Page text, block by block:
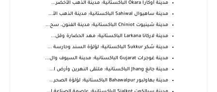
مدينة أوكارا Okara الباكستانية: مدينة الذهب الأخضر...
مدينة ساهيوال Sahiwal الباكستانية: مدينة الذهب الأ...
مدينة شينيوت Chiniot الباكستانية: مدينة الفنون، سح...
مدينة لاركانا Larkana الباكستانية: مهد الحضارة وقل...
مدينة سُكر Sukkur الباكستانية: لؤلؤة السند وحارسة ...
مدينة غوجرات Gujarat الباكستانية: مدينة السيوف وال...
مدينة جانغ Jhang الباكستانية: ملتقى النهرين وأرض ا...
مدينة بهاولبور Bahawalpur الباكستانية: لؤلؤة الصحر...